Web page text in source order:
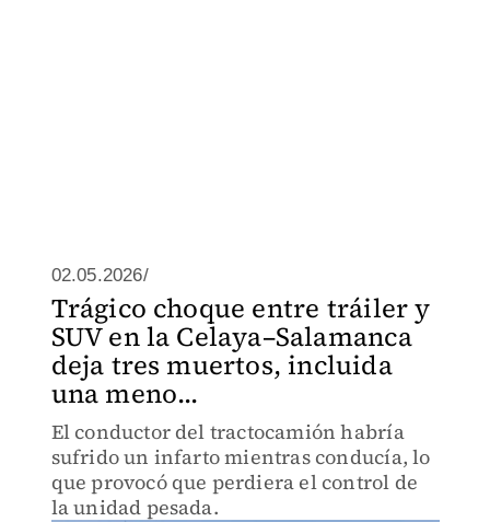
02.05.2026/
Trágico choque entre tráiler y
SUV en la Celaya–Salamanca
deja tres muertos, incluida
una meno...
El conductor del tractocamión habría
sufrido un infarto mientras conducía, lo
que provocó que perdiera el control de
la unidad pesada.